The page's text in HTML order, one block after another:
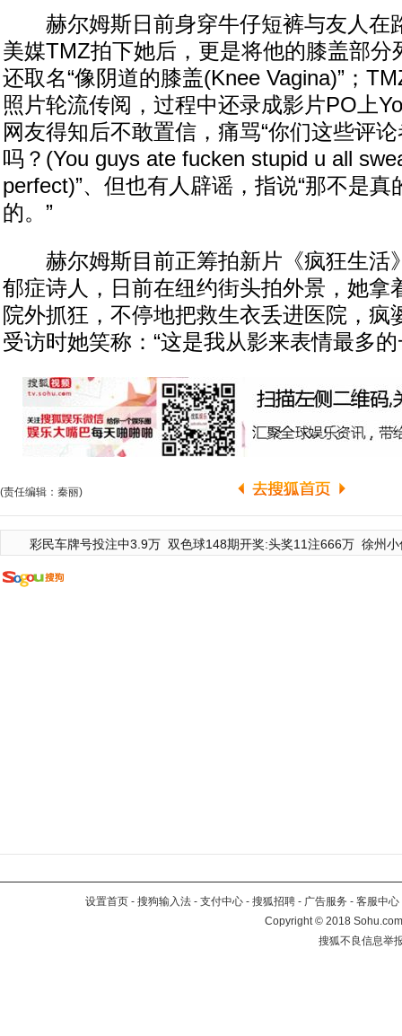
赫尔姆斯日前身穿牛仔短裤与友人在
美媒TMZ拍下她后，更是将他的膝盖部分
还取名“像阴道的膝盖(Knee Vagina)”；
照片轮流传阅，过程中还录成影片PO上
网友得知后不敢置信，痛骂“你们这些评
吗？(You guys ate fucken stupid u all
perfect)”、但也有人辟谣，指说“那不是
的。”
赫尔姆斯目前正筹拍新片《疯狂生活
郁症诗人，日前在纽约街头拍外景，她拿
院外抓狂，不停地把救生衣丢进医院，疯
受访时她笑称：“这是我从影来表情最多的
(责任编辑：秦丽)
彩民车牌号投注中3.9万 双色球148期开奖:头奖11注666万 徐州
设置首页 - 搜狗输入法 - 支付中心 - 搜狐招聘 - 广告服务 - 客服中心
Copyright©2018
搜狐不良信息举